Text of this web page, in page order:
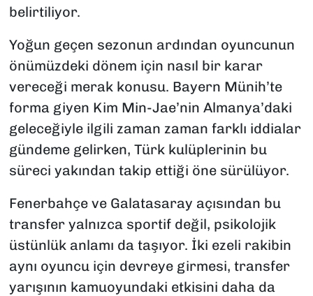
belirtiliyor.
Yoğun geçen sezonun ardından oyuncunun
önümüzdeki dönem için nasıl bir karar
vereceği merak konusu. Bayern Münih’te
forma giyen Kim Min-Jae’nin Almanya’daki
geleceğiyle ilgili zaman zaman farklı iddialar
gündeme gelirken, Türk kulüplerinin bu
süreci yakından takip ettiği öne sürülüyor.
Fenerbahçe ve Galatasaray açısından bu
transfer yalnızca sportif değil, psikolojik
üstünlük anlamı da taşıyor. İki ezeli rakibin
aynı oyuncu için devreye girmesi, transfer
yarışının kamuoyundaki etkisini daha da